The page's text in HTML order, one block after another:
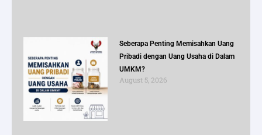
Seberapa Penting Memisahkan Uang
Pribadi dengan Uang Usaha di Dalam
UMKM?
August 5, 2026